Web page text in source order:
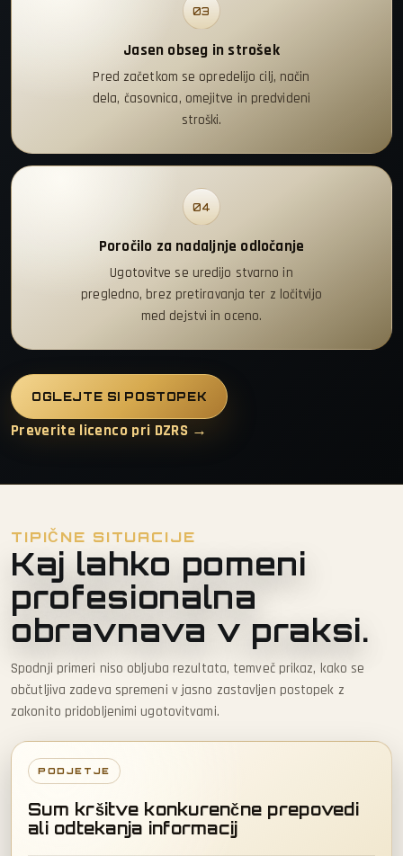
03
Jasen obseg in strošek
Pred začetkom se opredelijo cilj, način
dela, časovnica, omejitve in predvideni
stroški.
04
Poročilo za nadaljnje odločanje
Ugotovitve se uredijo stvarno in
pregledno, brez pretiravanja ter z ločitvijo
med dejstvi in oceno.
OGLEJTE SI POSTOPEK
Preverite licenco pri DZRS →
TIPIČNE SITUACIJE
Kaj lahko pomeni
profesionalna
obravnava v praksi.
Spodnji primeri niso obljuba rezultata, temveč prikaz, kako se
občutljiva zadeva spremeni v jasno zastavljen postopek z
zakonito pridobljenimi ugotovitvami.
PODJETJE
Sum kršitve konkurenčne prepovedi
ali odtekanja informacij